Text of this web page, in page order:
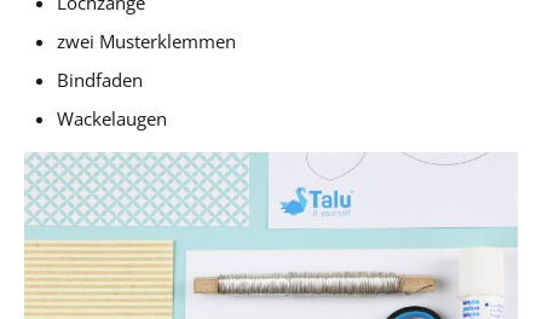
zwei Musterklemmen
Bindfaden
Wackelaugen